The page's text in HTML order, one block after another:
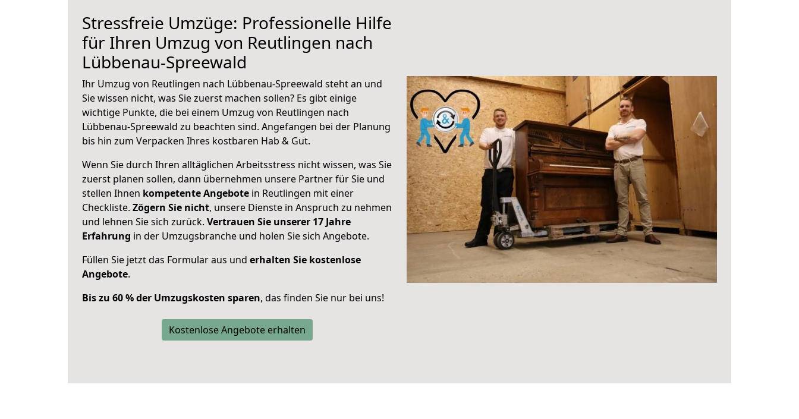
Stressfreie Umzüge: Professionelle Hilfe
für Ihren Umzug von Reutlingen nach
Lübbenau-Spreewald
Ihr Umzug von Reutlingen nach Lübbenau-Spreewald steht an und
Sie wissen nicht, was Sie zuerst machen sollen? Es gibt einige
wichtige Punkte, die bei einem Umzug von Reutlingen nach
Lübbenau-Spreewald zu beachten sind. Angefangen bei der Planung
bis hin zum Verpacken Ihres kostbaren Hab & Gut.
Wenn Sie durch Ihren alltäglichen Arbeitsstress nicht wissen, was Sie
zuerst planen sollen, dann übernehmen unsere Partner für Sie und
stellen Ihnen kompetente Angebote in Reutlingen mit einer
Checkliste. Zögern Sie nicht, unsere Dienste in Anspruch zu nehmen
und lehnen Sie sich zurück. Vertrauen Sie unserer 17 Jahre
Erfahrung in der Umzugsbranche und holen Sie sich Angebote.
Füllen Sie jetzt das Formular aus und erhalten Sie kostenlose
Angebote.
Bis zu 60 % der Umzugskosten sparen, das finden Sie nur bei uns!
Kostenlose Angebote erhalten